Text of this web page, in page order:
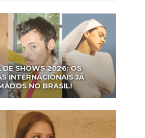
DE SHOWS 2026: OS
INTERNACIONAIS JÁ
NO BRASIL!